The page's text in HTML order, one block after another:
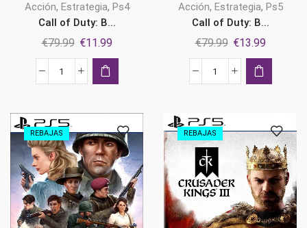
Acción, Estrategia, Ps4
Call of Duty: B...
€79.99 El
precio
original
€11.99El
precio
Call
Duty:
Black
Ops
6
Ps4
cantidad
Acción, Estrategia, Ps5
Call of Duty: B...
€79.99 El
precio
original
€13.99El
precio
Call
Black
Ops
Ps5
cantidad
REBAJAS REBAJAS